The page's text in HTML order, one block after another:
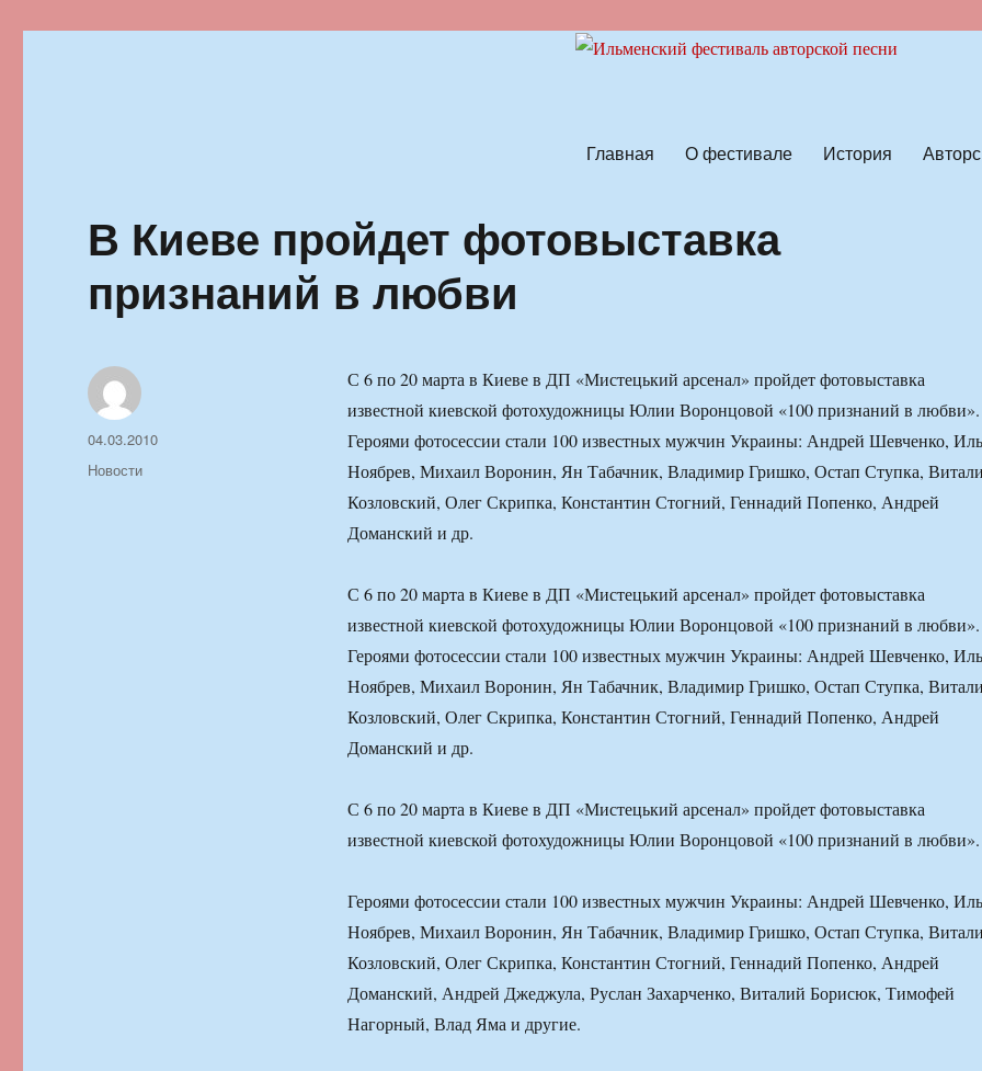
Главная О фестивале История
В Киеве пройдет фотовыставка
признаний в любви
С 6 по 20 марта в Киеве в ДП «Мистецький арсенал» пройдет фотовыставка
известной киевской фотохудожницы Юлии Воронцовой «100 признаний в любви».
Героями фотосессии стали 100 известных мужчин Украины: Андрей Шевченко,
Ноябрев, Михаил Воронин, Ян Табачник, Владимир Гришко, Остап Ступка,
Козловский, Олег Скрипка, Константин Стогний, Геннадий Попенко, Андрей
Доманский и др.
С 6 по 20 марта в Киеве в ДП «Мистецький арсенал» пройдет фотовыставка
известной киевской фотохудожницы Юлии Воронцовой «100 признаний в любви».
Героями фотосессии стали 100 известных мужчин Украины: Андрей Шевченко,
Ноябрев, Михаил Воронин, Ян Табачник, Владимир Гришко, Остап Ступка,
Козловский, Олег Скрипка, Константин Стогний, Геннадий Попенко, Андрей
Доманский и др.
С 6 по 20 марта в Киеве в ДП «Мистецький арсенал» пройдет фотовыставка
известной киевской фотохудожницы Юлии Воронцовой «100 признаний в любви».
Героями фотосессии стали 100 известных мужчин Украины: Андрей Шевченко,
Ноябрев, Михаил Воронин, Ян Табачник, Владимир Гришко, Остап Ступка,
Козловский, Олег Скрипка, Константин Стогний, Геннадий Попенко, Андрей
Доманский, Андрей Джеджула, Руслан Захарченко, Виталий Борисюк, Тимофей
Нагорный, Влад Яма и другие.
Автор
Опубликовано
04.03.2010
Рубрики
Новости